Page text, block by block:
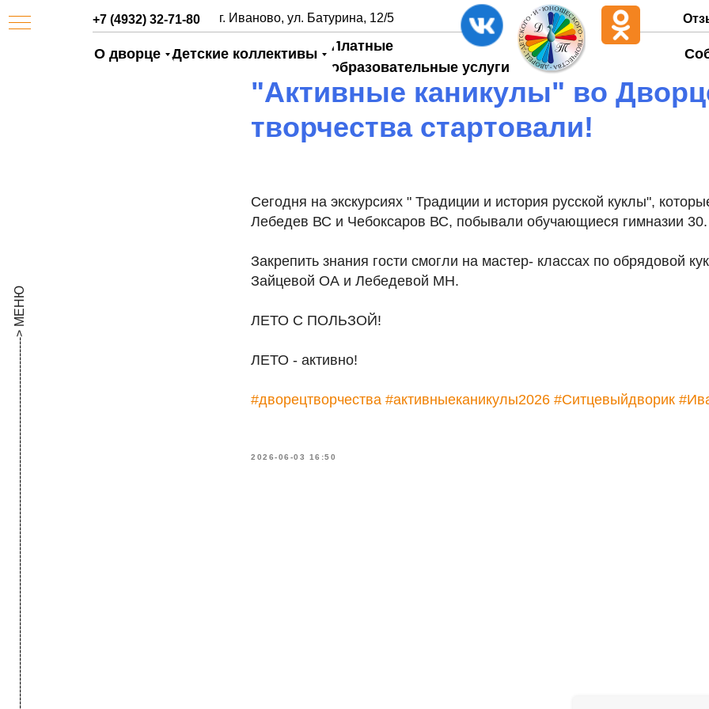
Детские коллективы
Платные
образовательные услуги
+7 (4932) 32-71-80 г. Иваново, ул. Батурина, 12/5
О дворце
------------------------------------------------------------------------------------------------------------------> МЕНЮ
"Активные каникулы" во
творчества стартовали!
Сегодня на экскурсиях " Традиции и история русской куклы",
Лебедев ВС и Чебоксаров ВС, побывали обучающиеся гимназии 30.
Закрепить знания гости смогли на мастер- классах по обрядовой
Зайцевой ОА и Лебедевой МН.
ЛЕТО С ПОЛЬЗОЙ!
ЛЕТО - активно!
#дворецтворчества #активныеканикулы2026 #Ситцевыйдворик
2026-06-03 16:50